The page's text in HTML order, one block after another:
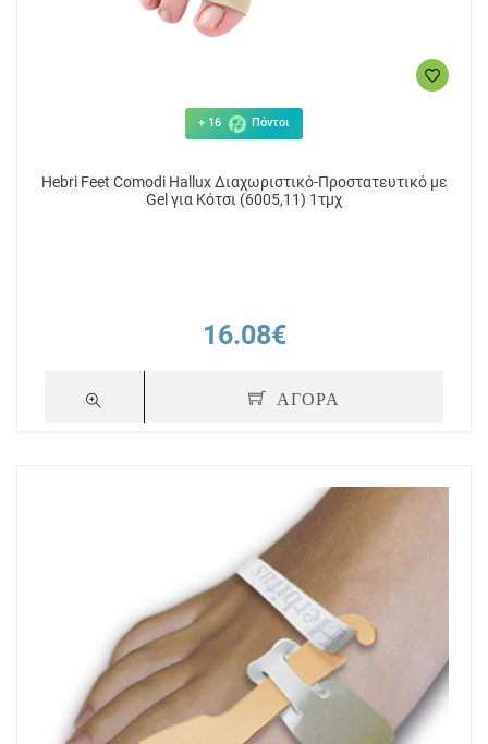
+ 16 Πόντοι
Hebri Feet Comodi Hallux Διαχωριστικό-Προστατευτικό με
Gel για Κότσι (6005,11) 1τμχ
16.08€
ΑΓΟΡΑ